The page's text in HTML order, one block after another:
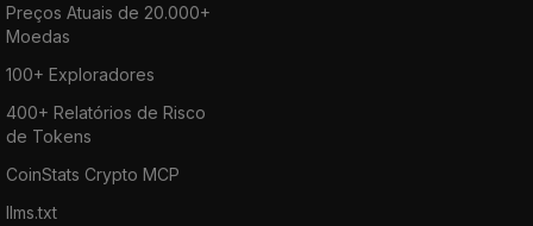
Preços Atuais de 20.000+
Moedas
100+ Exploradores
400+ Relatórios de Risco
de Tokens
CoinStats Crypto MCP
llms.txt